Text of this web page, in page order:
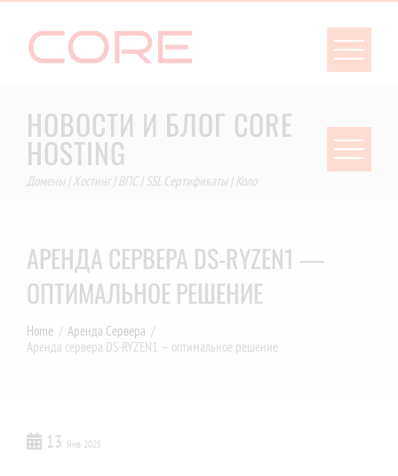
content
НОВОСТИ И БЛОГ CORE
HOSTING
Домены | Хостинг | ВПС | SSL Сертификаты | Коло
АРЕНДА СЕРВЕРА DS-RYZEN1 —
ОПТИМАЛЬНОЕ РЕШЕНИЕ
Home
Аренда Сервера
Аренда сервера DS-RYZEN1 — оптимальное решение
13 Янв 2025